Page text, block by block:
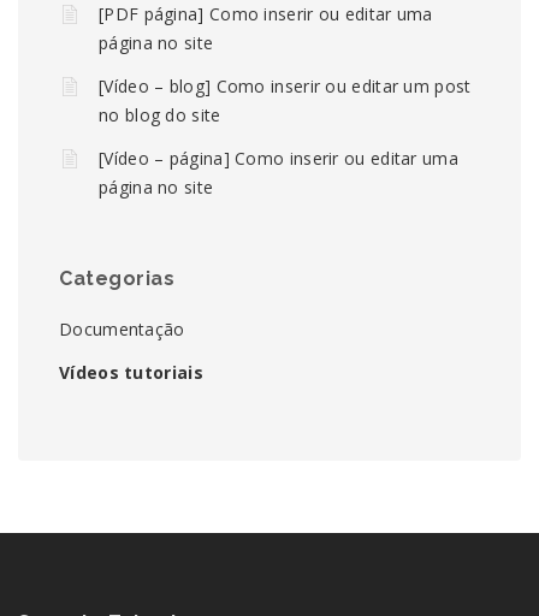
[PDF página] Como inserir ou editar uma
página no site
[Vídeo – blog] Como inserir ou editar um post
no blog do site
[Vídeo – página] Como inserir ou editar uma
página no site
Categorias
Documentação
Vídeos tutoriais